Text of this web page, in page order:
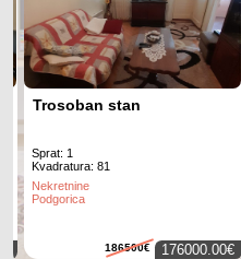
Trosoban stan
Sprat: 1
Kvadratura: 81
Nekretnine
Podgorica
186500€ 176000.00€